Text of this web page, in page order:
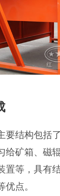
要结构包括
给矿箱、磁
置等，具有
优点。